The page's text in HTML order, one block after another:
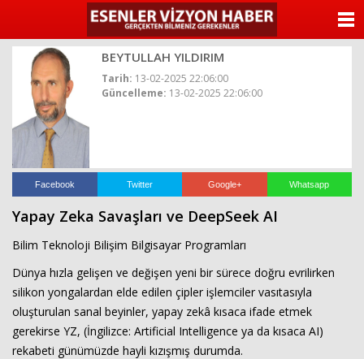
BEYTULLAH YILDIRIM
Tarih: 13-02-2025 22:06:00
Güncelleme: 13-02-2025 22:06:00
Facebook Twitter Google+ Whatsapp
Yapay Zeka Savaşları ve DeepSeek AI
Bilim Teknoloji Bilişim Bilgisayar Programları
Dünya hızla gelişen ve değişen yeni bir sürece doğru evrilirken
silikon yongalardan elde edilen çipler işlemciler vasıtasıyla
oluşturulan sanal beyinler, yapay zekâ kısaca ifade etmek
gerekirse YZ, (İngilizce: Artificial Intelligence ya da kısaca AI)
rekabeti günümüzde hayli kızışmış durumda.
ANASAYFA
YAZARLAR
VİDEO GALERİ
İLETİŞİM